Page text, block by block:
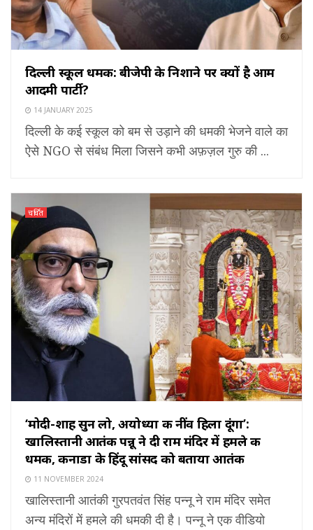
दिल्ली स्कूल धमकी: बीजेपी के निशाने पर क्यों है आम
आदमी पार्टी?
14 JANUARY 2025
दिल्ली के कई स्कूल को बम से उड़ाने की धमकी भेजने वाले का
ऐसे NGO से संबंध मिला जिसने कभी अफ़ज़ल गुरु की ...
चर्चित
‘मोदी-शाह सुन लो, अयोध्या की नींव हिला दूंगा’:
खालिस्तानी आतंकी पन्नू ने दी राम मंदिर में हमले की
धमकी, कनाडा के हिंदू सांसद को बताया आतंकी
11 NOVEMBER 2024
खालिस्तानी आतंकी गुरपतवंत सिंह पन्नू ने राम मंदिर समेत
अन्य मंदिरों में हमले की धमकी दी है। पन्नू ने एक वीडियो